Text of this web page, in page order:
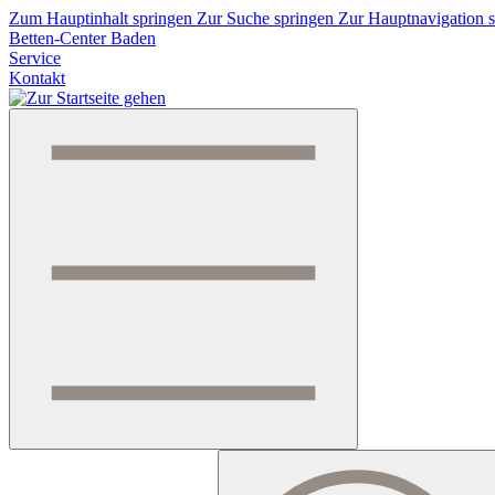
Zum Hauptinhalt springen Zur Suche springen Zur Hauptnavigation
Betten-Center Baden
Service
Kontakt